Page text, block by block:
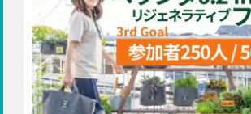
関東
滋賀 京都 大阪
兵庫
奈良
和歌山
中国
鳥取 島根 岡山 広島 山口
四国